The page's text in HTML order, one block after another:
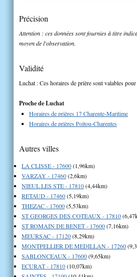
Précision
Attention : ces données sont fournies à titre
moyen de l'observation.
Validité
Luchat : Ces horaires de prière sont valables
Proche de Luchat
Horaires de prières 17 Charente-Maritime
Horaires de prières Poitou-Charentes
Autres villes
LA CLISSE - 17600(1,96km)
VARZAY - 17460(2,6km)
NIEUL LES STE - 17810(4,44km)
RETAUD - 17460(5,19km)
THEZAC - 17600(5,53km)
ST GEORGES DES COTEAUX - 17810
ST ROMAIN DE BENET - 17600(7,16km)
MEURSAC - 17120(8,29km)
MONTPELLIER DE MEDILLAN - 17260
SABLONCEAUX - 17600(9,65km)
ECURAT - 17810(10,07km)